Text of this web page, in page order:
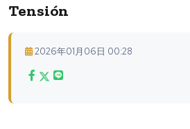
Tensión
2026年01月06日 00:28